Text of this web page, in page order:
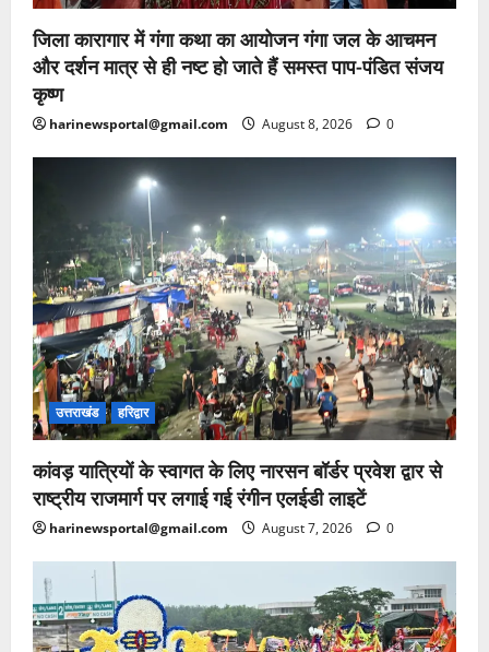
जिला कारागार में गंगा कथा का आयोजन गंगा जल के आचमन
और दर्शन मात्र से ही नष्ट हो जाते हैं समस्त पाप-पंडित संजय
कृष्ण
harinewsportal@gmail.com August 8, 2026 0
उत्तराखंड हरिद्वार
कांवड़ यात्रियों के स्वागत के लिए नारसन बॉर्डर प्रवेश द्वार से
राष्ट्रीय राजमार्ग पर लगाई गई रंगीन एलईडी लाइटें
harinewsportal@gmail.com August 7, 2026 0